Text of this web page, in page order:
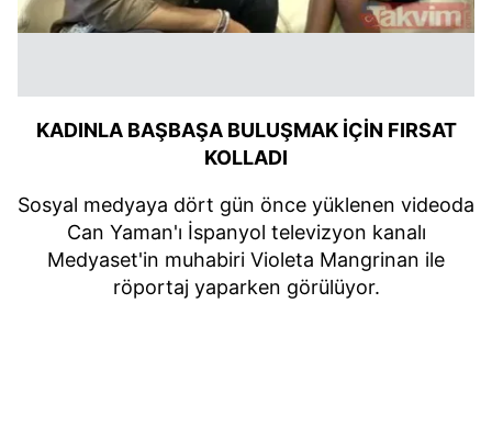
KADINLA BAŞBAŞA BULUŞMAK İÇİN FIRSAT
KOLLADI
Sosyal medyaya dört gün önce yüklenen videoda
Can Yaman'ı İspanyol televizyon kanalı
Medyaset'in muhabiri Violeta Mangrinan ile
röportaj yaparken görülüyor.